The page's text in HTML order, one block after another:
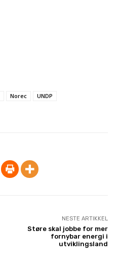
Norec
UNDP
NESTE ARTIKKEL
Støre skal jobbe for mer
fornybar energi i
utviklingsland